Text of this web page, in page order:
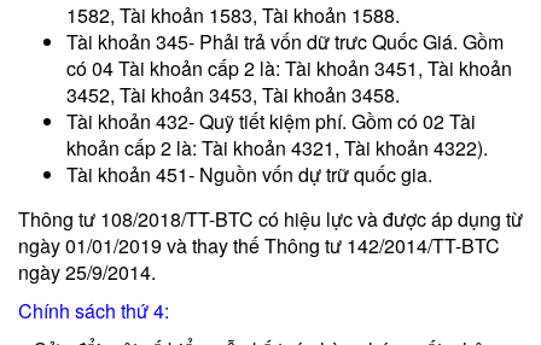
1582, Tài khoản 1583, Tài khoản 1588.
Tài khoản 345- Phải trả vốn dữ trưc Quốc Giá. Gồm
có 04 Tài khoản cấp 2 là: Tài khoản 3451, Tài khoản
3452, Tài khoản 3453, Tài khoản 3458.
Tài khoản 432- Quỹ tiết kiệm phí. Gồm có 02 Tài
khoản cấp 2 là: Tài khoản 4321, Tài khoản 4322).
Tài khoản 451- Nguồn vốn dự trữ quốc gia.
Thông tư 108/2018/TT-BTC có hiệu lực và được áp dụng từ
ngày 01/01/2019 và thay thế Thông tư 142/2014/TT-BTC
ngày 25/9/2014.
Chính sách thứ 4: